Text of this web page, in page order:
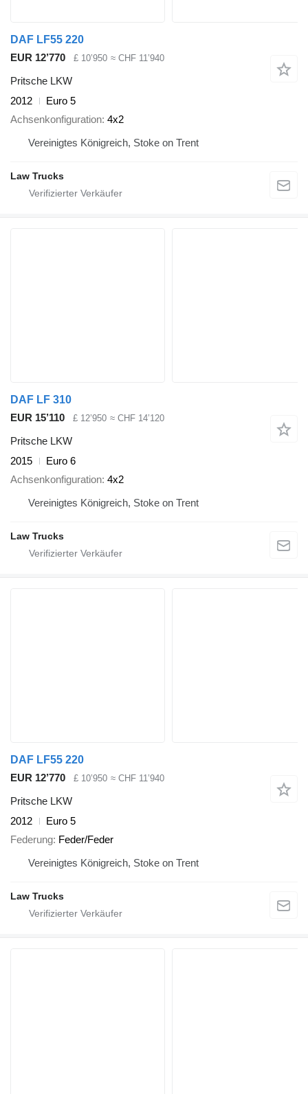
DAF LF55 220
EUR 12’770
£ 10’950 ≈ CHF 11’940
Pritsche LKW
2012
Euro 5
Achsenkonfiguration 4x2
Vereinigtes Königreich, Stoke on Trent
Law Trucks
DAF LF 310
EUR 15’110
£ 12’950 ≈ CHF 14’120
Pritsche LKW
2015
Euro 6
Achsenkonfiguration 4x2
Vereinigtes Königreich, Stoke on Trent
Law Trucks
DAF LF55 220
EUR 12’770
£ 10’950 ≈ CHF 11’940
Pritsche LKW
2012
Euro 5
Federung Feder/Feder
Vereinigtes Königreich, Stoke on Trent
Law Trucks